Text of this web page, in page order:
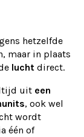
hetzelfde
maar in plaats
lucht direct.
uit een
, ook wel
wordt
één of